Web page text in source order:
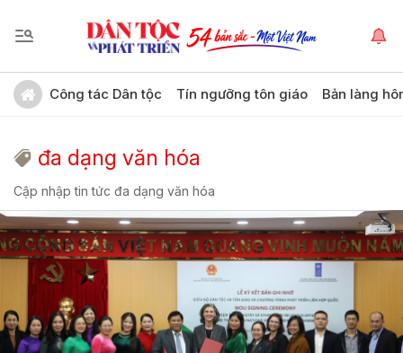
Công tác Dân tộc Tín ngưỡng tôn giáo Bản làng
đa dạng văn hóa
Cập nhập tin tức đa dạng văn hóa